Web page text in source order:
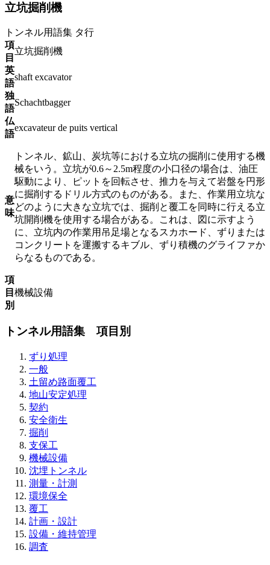
立坑掘削機
トンネル用語集 タ行
項
目
立坑掘削機
英
語
shaft excavator
独
語
Schachtbagger
仏
語
excavateur de puits vertical
意
味
トンネル、鉱山、炭坑等における立坑の掘削に使用する機
械をいう。立坑が0.6～2.5m程度の小口径の場合は、油圧
駆動により、ピットを回転させ、推力を与えて岩盤を円形
に掘削するドリル方式のものがある。また、作業用立坑な
どのように大きな立坑では、掘削と覆工を同時に行える立
坑開削機を使用する場合がある。これは、図に示すよう
に、立坑内の作業用吊足場となるスカホード、ずりまたは
コンクリートを運搬するキブル、ずり積機のグライファか
らなるものである。
項
目
別
機械設備
トンネル用語集 項目別
ずり処理
一般
土留め路面覆工
地山安定処理
契約
安全衛生
掘削
支保工
機械設備
沈埋トンネル
測量・計測
環境保全
覆工
計画・設計
設備・維持管理
調査